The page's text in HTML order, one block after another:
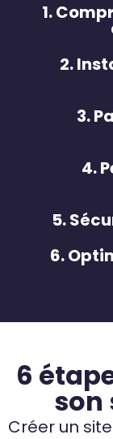
1.
2.
3.
4.
5.
6.
6
son
Créer un